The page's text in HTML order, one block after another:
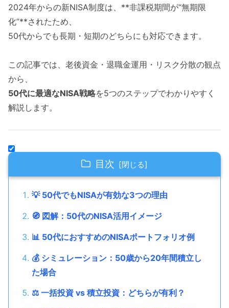
2024年からの新NISA制度は、**非課税期間が“無期限
化”**されたため、
50代からでも長期・短期のどちらにも対応できます。
この記事では、老後資金・退職金運用・リスク分散の観点
から、
50代に最適なNISA戦略を5つのステップでわかりやすく
解説します。
目次
💡 50代でもNISAが有効な3つの理由
🧭 図解：50代のNISA活用イメージ
📊 50代におすすめのNISAポートフォリオ例
💰 シミュレーション：50歳から20年間積立し
た場合
⚖️ 一括投資 vs 積立投資：どちらが有利？